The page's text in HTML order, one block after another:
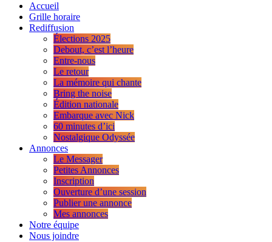
Accueil
Grille horaire
Rediffusion
Élections 2025
Debout, c’est l’heure
Entre-nous
Le retour
La mémoire qui chante
Bring the noise
Édition nationale
Embarque avec Nick
60 minutes d’ici
Nostalgique Odyssée
Annonces
Le Messager
Petites Annonces
Inscription
Ouverture d’une session
Publier une annonce
Mes annonces
Notre équipe
Nous joindre